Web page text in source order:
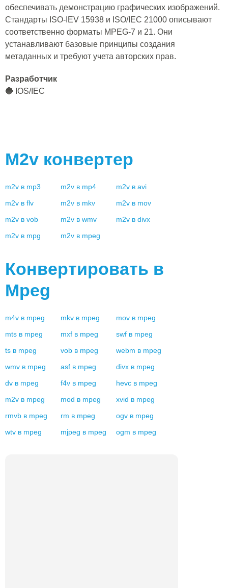
обеспечивать демонстрацию графических изображений.
Стандарты ISO-IEV 15938 и ISO/IEC 21000 описывают
соответственно форматы MPEG-7 и 21. Они
устанавливают базовые принципы создания
метаданных и требуют учета авторских прав.
Разработчик
🔵 IOS/IEC
M2v конвертер
m2v в mp3 m2v в mp4 m2v в avi
m2v в flv m2v в mkv m2v в mov
m2v в vob m2v в wmv m2v в divx
m2v в mpg m2v в mpeg
Конвертировать в
Mpeg
m4v в mpeg mkv в mpeg mov в mpeg
mts в mpeg mxf в mpeg swf в mpeg
ts в mpeg vob в mpeg webm в mpeg
wmv в mpeg asf в mpeg divx в mpeg
dv в mpeg f4v в mpeg hevc в mpeg
m2v в mpeg mod в mpeg xvid в mpeg
rmvb в mpeg rm в mpeg ogv в mpeg
wtv в mpeg mjpeg в mpeg ogm в mpeg